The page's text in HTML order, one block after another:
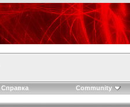
Справка Community